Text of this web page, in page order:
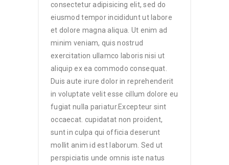
consectetur adipisicing elit, sed do
eiusmod tempor incididunt ut labore
et dolore magna aliqua. Ut enim ad
minim veniam, quis nostrud
exercitation ullamco laboris nisi ut
aliquip ex ea commodo consequat.
Duis aute irure dolor in reprehenderit
in voluptate velit esse cillum dolore eu
fugiat nulla pariatur.Excepteur sint
occaecat. cupidatat non proident,
sunt in culpa qui officia deserunt
mollit anim id est laborum. Sed ut
perspiciatis unde omnis iste natus